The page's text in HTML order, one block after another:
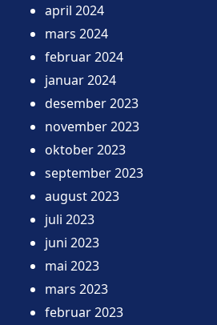
april 2024
mars 2024
februar 2024
januar 2024
desember 2023
november 2023
oktober 2023
september 2023
august 2023
juli 2023
juni 2023
mai 2023
mars 2023
februar 2023